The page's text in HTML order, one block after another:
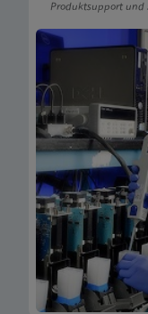
Produktsupport und